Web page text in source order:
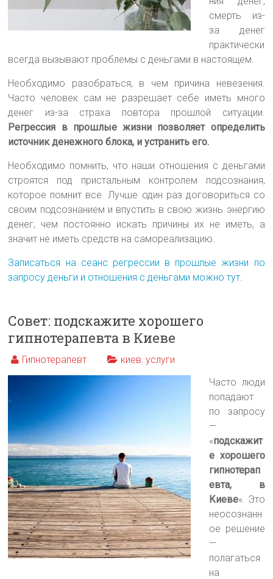
смерть из-
за денег
практически
всегда вызывают проблемы с деньгами в настоящем.
Необходимо разобраться, в чем причина невезения.
Часто человек сам не разрешает себе иметь много
денег из-за страха повтора прошлой ситуации.
Регрессия в прошлые жизни позволяет определить
источник денежного блока, и устранить его.
Необходимо помнить, что наши отношения с деньгами
строятся под пристальным контролем подсознания,
которое помнит все. Лучше один раз договориться со
своим подсознанием и впустить в свою жизнь энергию
денег, чем постоянно искать причины их не иметь, а
значит не иметь средств на самореализацию.
Записаться на сеанс регрессии в прошлые жизни по
запросу деньги и отношения с деньгами можно тут.
Совет: подскажите хорошего
гипнотерапевта в Киеве
Гипнотерапевт киев,услуги
Часто люди
попадают
по запросу
—
«подскажит
е хорошего
гипнотерап
евта, в
Киеве«. Это
неосознанн
ое решение
—
полагаться
на